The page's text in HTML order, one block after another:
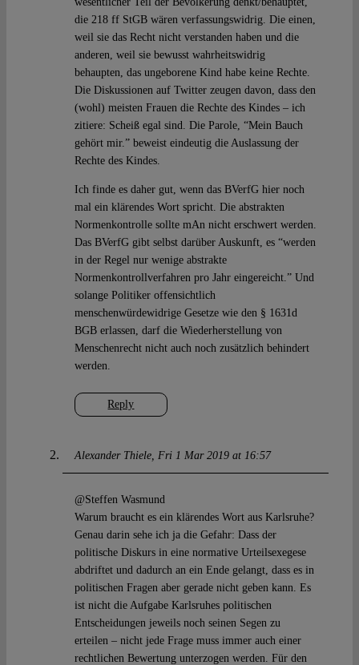
Reply
die 218 ff StGB wären verfassungswidrig. Die einen,
weil sie das Recht nicht verstanden haben und die
anderen, weil sie bewusst wahrheitswidrig
behaupten, das ungeborene Kind habe keine Rechte.
Die Diskussionen auf Twitter zeugen davon, dass den
(wohl) meisten Frauen die Rechte des Kindes – ich
zitiere: Scheiß egal sind. Die Parole, “Mein Bauch
gehört mir.” beweist eindeutig die Auslassung der
Rechte des Kindes.
Ich finde es daher gut, wenn das BVerfG hier noch
mal ein klärendes Wort spricht. Die abstrakten
Normenkontrolle sollte mAn nicht erschwert werden.
Das BVerfG gibt selbst darüber Auskunft, es “werden
in der Regel nur wenige abstrakte
Normenkontrollverfahren pro Jahr eingereicht.” Und
solange Politiker offensichtlich
menschenwürdewidrige Gesetze wie den § 1631d
BGB erlassen, darf die Wiederherstellung von
Menschenrecht nicht auch noch zusätzlich behindert
werden.
Alexander Thiele Fri 1 Mar 2019 at 16:57
@Steffen Wasmund
Warum braucht es ein klärendes Wort aus Karlsruhe?
Genau darin sehe ich ja die Gefahr: Dass der
politische Diskurs in eine normative Urteilsexegese
abdriftet und dadurch an ein Ende gelangt, dass es in
politischen Fragen aber gerade nicht geben kann. Es
ist nicht die Aufgabe Karlsruhes politischen
Entscheidungen jeweils noch seinen Segen zu
erteilen – nicht jede Frage muss immer auch einer
rechtlichen Bewertung unterzogen werden. Für den